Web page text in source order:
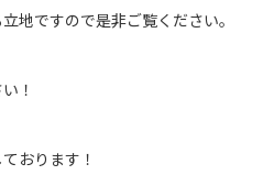
地ですので是非ご覧ください。
！
おります！